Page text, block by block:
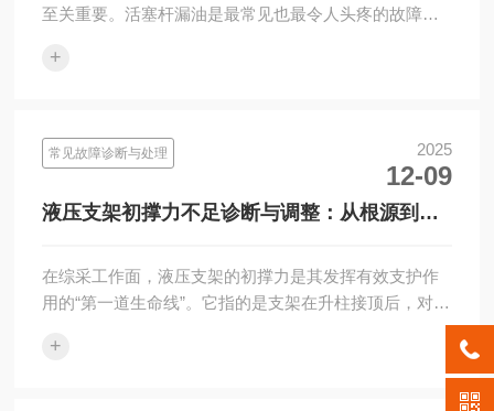
至关重要。活塞杆漏油是最常见也最令人头疼的故障之
降、动作无力···
+
常见故障诊断与处理 2025
12-09
液压支架初撑力不足诊断与调整：从根源到精
在综采工作面，液压支架的初撑力是其发挥有效支护作
用的“第一道生命线”。它指的是支架在升柱接顶后，对顶
非小事，它意···
+